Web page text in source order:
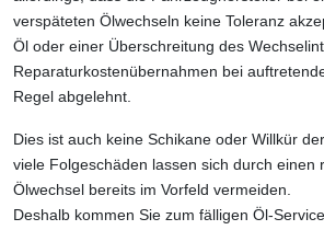
verspäteten Ölwechseln keine Toleranz
Öl oder einer Überschreitung des
Reparaturkostenübernahmen bei
Regel abgelehnt.
Dies ist auch keine Schikane oder Willkür
viele Folgeschäden lassen sich durch einen
Ölwechsel bereits im Vorfeld vermeiden.
Deshalb kommen Sie zum fälligen Öl-